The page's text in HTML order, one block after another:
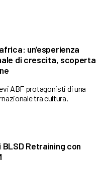
un’esperienza
di crescita, scoperta
ABF protagonisti di una
tra cultura,
Retraining con